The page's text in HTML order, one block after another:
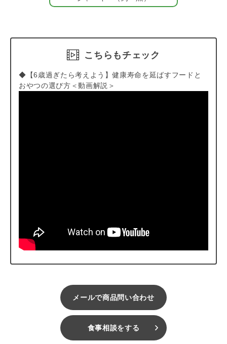
おいしさを追求
こちらもチェック
◆【6歳過ぎたら考えよう】健康寿命を延ばすフードと
おやつの選び方＜動画解説＞
メールで商品問い合わせ
食事相談をする